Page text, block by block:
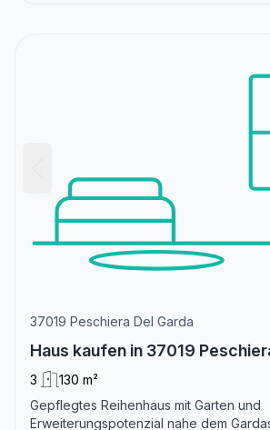
37019 Peschiera Del Garda
Haus kaufen in 37019
3
130 m²
Gepflegtes Reihenhaus mit Garten und
Erweiterungspotenzial nahe dem